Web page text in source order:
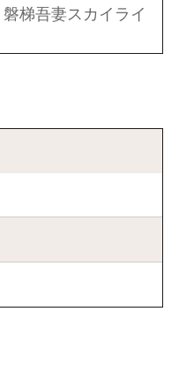
梯吾妻スカイライ